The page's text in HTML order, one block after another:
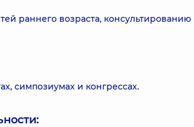
раннего возраста, консультированию
симпозиумах и конгрессах.